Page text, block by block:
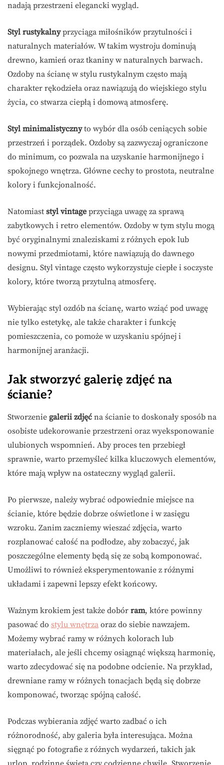
nadają przestrzeni elegancki wygląd.
Styl rustykalnyprzyciąga miłośników przytulności i
naturalnych materiałów. W takim wystroju dominują
drewno, kamień oraz tkaniny w naturalnych barwach.
Ozdoby na ścianę w stylu rustykalnym często mają
charakter rękodzieła oraz nawiązują do wiejskiego stylu
życia, co stwarza ciepłą i domową atmosferę.
Styl minimalistycznyto wybór dla osób ceniących sobie
przestrzeń i porządek. Ozdoby są zazwyczaj ograniczone
do minimum, co pozwala na uzyskanie harmonijnego i
spokojnego wnętrza. Główne cechy to prostota, neutralne
kolory i funkcjonalność.
Natomiast styl vintage przyciąga uwagę za sprawą
zabytkowych i retro elementów. Ozdoby w tym stylu mogą
być oryginalnymi znaleziskami z różnych epok lub
nowymi przedmiotami, które nawiązują do dawnego
designu. Styl vintage często wykorzystuje ciepłe i soczyste
kolory, które tworzą przytulną atmosferę.
Wybierając styl ozdób na ścianę, warto wziąć pod uwagę
nie tylko estetykę, ale także charakter i funkcję
pomieszczenia, co pomoże w uzyskaniu spójnej i
harmonijnej aranżacji.
Jak stworzyć galerię zdjęć na
ścianie?
Stworzenie galerii zdjęć na ścianie to doskonały sposób na
osobiste udekorowanie przestrzeni oraz wyeksponowanie
ulubionych wspomnień. Aby proces ten przebiegł
sprawnie, warto przemyśleć kilka kluczowych elementów,
które mają wpływ na ostateczny wygląd galerii.
Po pierwsze, należy wybrać odpowiednie miejsce na
ścianie, które będzie dobrze oświetlone i w zasięgu
wzroku. Zanim zaczniemy wieszać zdjęcia, warto
rozplanować całość na podłodze, aby zobaczyć, jak
poszczególne elementy będą się ze sobą komponować.
Umożliwi to również eksperymentowanie z różnymi
układami i zapewni lepszy efekt końcowy.
Ważnym krokiem jest także dobór ram, które powinny
pasować do stylu wnętrza oraz do siebie nawzajem.
Możemy wybrać ramy w różnych kolorach lub
materiałach, ale jeśli chcemy osiągnąć większą harmonię,
warto zdecydować się na podobne odcienie. Na przykład,
drewniane ramy w różnych tonacjach będą się dobrze
komponować, tworząc spójną całość.
Podczas wybierania zdjęć warto zadbać o ich
różnorodność, aby galeria była interesująca. Można
sięgnąć po fotografie z różnych wydarzeń, takich jak